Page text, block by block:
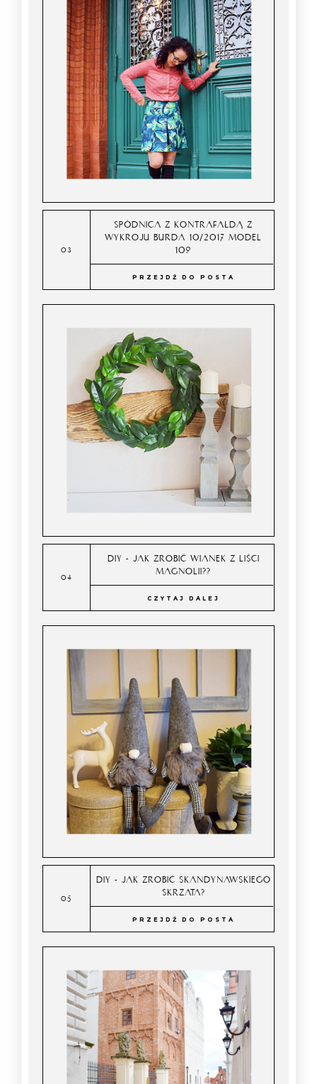
SPÓDNICA Z KONTRAFAŁDĄ Z
WYKROJU BURDA 10/2017 MODEL
109
PRZEJDŹ DO POSTA
DIY - JAK ZROBIĆ WIANEK Z LIŚCI
MAGNOLII??
CZYTAJ DALEJ
DIY - JAK ZROBIĆ SKANDYNAWSKIEGO
SKRZATA?
PRZEJDŹ DO POSTA